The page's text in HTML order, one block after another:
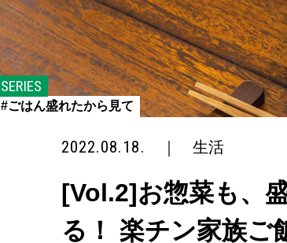
SERIES
#ごはん盛れたから見て
2022.08.18. 生活
[Vol.2]お惣菜も、
る！ 楽チン家族ご